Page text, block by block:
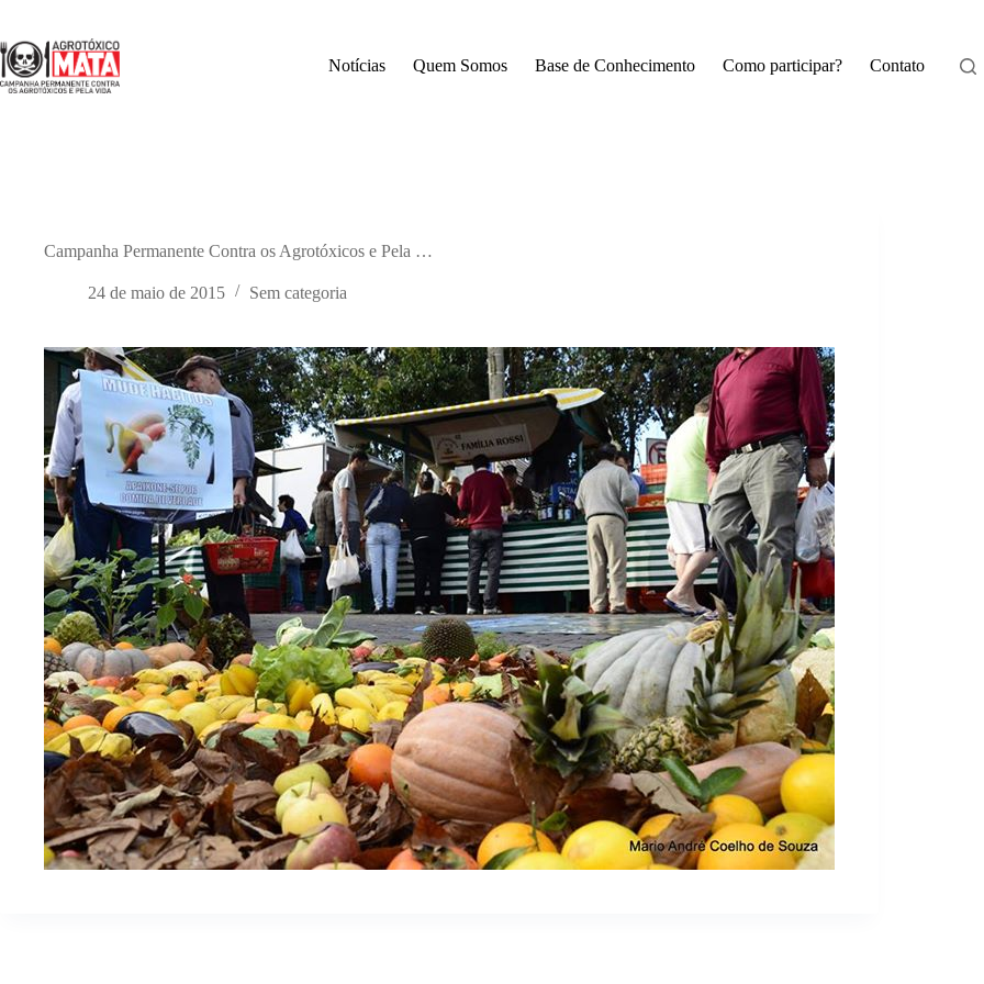
o
conteúdo
Notícias Quem Somos Base de Conhecimento Como participar? Contato
Campanha Permanente Contra os Agrotóxicos e Pela …
24 de maio de 2015 Sem categoria